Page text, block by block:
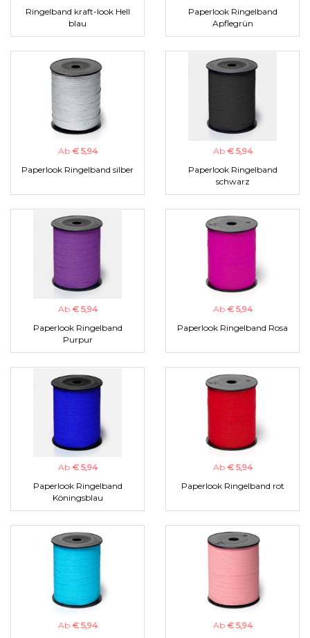
Ringelband kraft-look Hell
blau
Paperlook Ringelband
Apflegrün
Ab € 5,94
Paperlook Ringelband silber
Ab € 5,94
Paperlook Ringelband
schwarz
Ab € 5,94
Paperlook Ringelband
Purpur
Ab € 5,94
Paperlook Ringelband Rosa
Ab € 5,94
Paperlook Ringelband
Köningsblau
Ab € 5,94
Paperlook Ringelband rot
Ab € 5,94
Ab € 5,94